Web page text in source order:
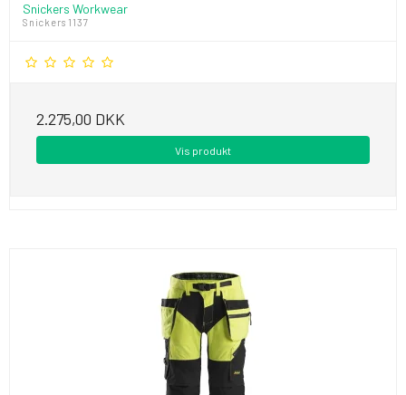
Snickers Workwear
Snickers 1137
2.275,00 DKK
Vis produkt